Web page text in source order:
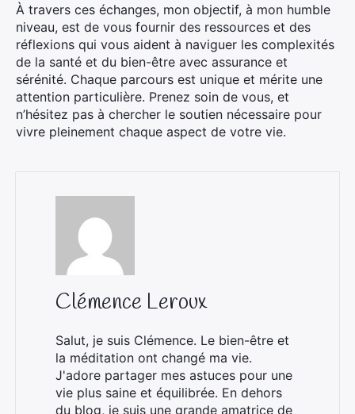
À travers ces échanges, mon objectif, à mon humble
niveau, est de vous fournir des ressources et des
réflexions qui vous aident à naviguer les complexités
de la santé et du bien-être avec assurance et
sérénité. Chaque parcours est unique et mérite une
attention particulière. Prenez soin de vous, et
n’hésitez pas à chercher le soutien nécessaire pour
vivre pleinement chaque aspect de votre vie.
Clémence Leroux
Salut, je suis Clémence. Le bien-être et
la méditation ont changé ma vie.
J'adore partager mes astuces pour une
vie plus saine et équilibrée. En dehors
du blog, je suis une grande amatrice de